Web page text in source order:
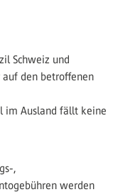
Schweiz und
den betroffenen
im Ausland fällt keine
,
werden